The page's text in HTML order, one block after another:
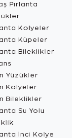
Pırlanta
Kolyeler
Küpeler
Bileklikler
Yüzükler
Kolyeler
Bileklikler
Su Yolu
İnci Kolye